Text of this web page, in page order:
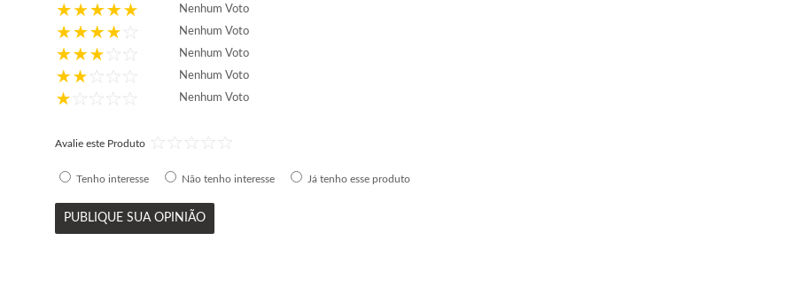
Nenhum Voto
Nenhum Voto
Nenhum Voto
Nenhum Voto
Nenhum Voto
Avalie este Produto
Tenho interesse Não tenho interesse Já tenho esse produto
PUBLIQUE SUA OPINIÃO